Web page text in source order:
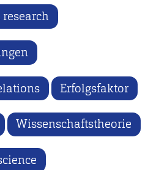
Erfolgsfaktor
Wissenschaftstheorie